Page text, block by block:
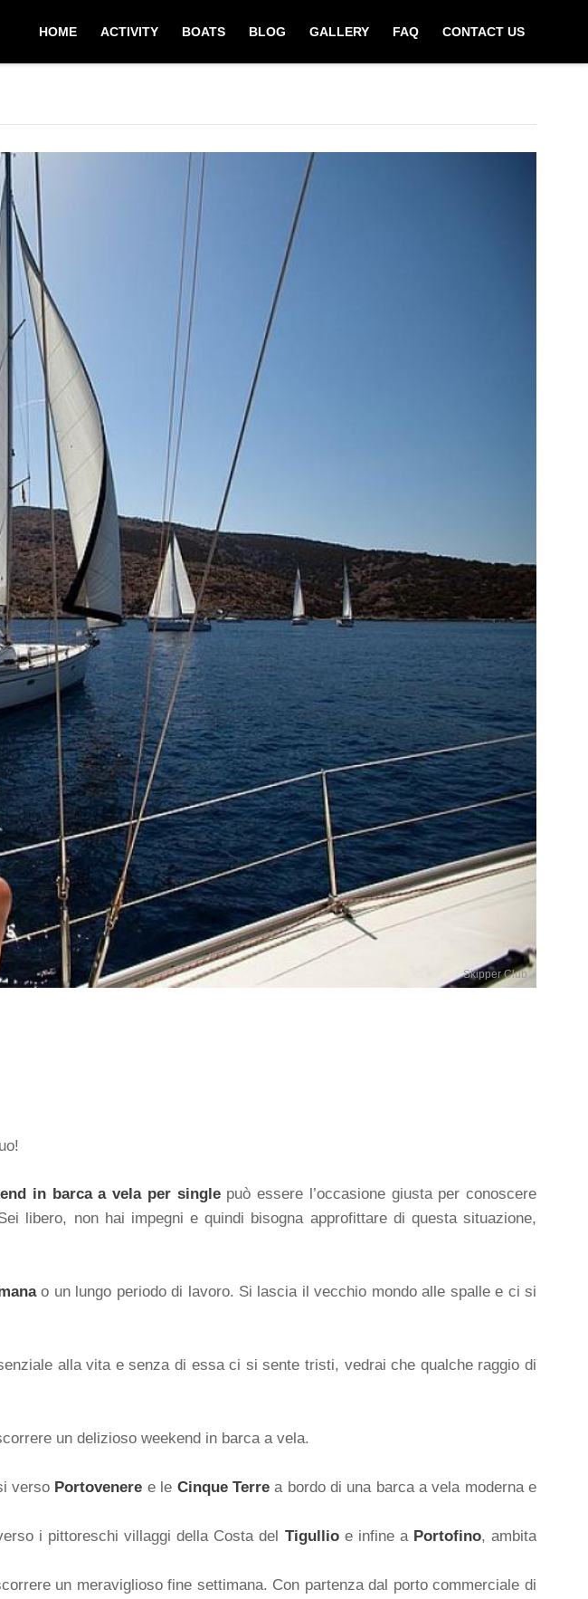
Skipper Club
in barca a vela per singlepuò essere l’occasione giusta per conoscere
libero, non hai impegni e quindi bisogna approfittare di questa situazione,
o un lungo periodo di lavoro. Si lascia il vecchio mondo alle spalle e ci si
alla vita e senza di essa ci si sente tristi, vedrai che qualche raggio di
un delizioso weekend in barca a vela.
verso Portovenere e le Cinque Terrea bordo di una barca a vela moderna e
i pittoreschi villaggi della Costa del Tigullioe infine a Portofino, ambita
un meraviglioso fine settimana. Con partenza dal porto commerciale di
HOME ACTIVITY BOATS BLOG GALLERY FAQ CONTACT US